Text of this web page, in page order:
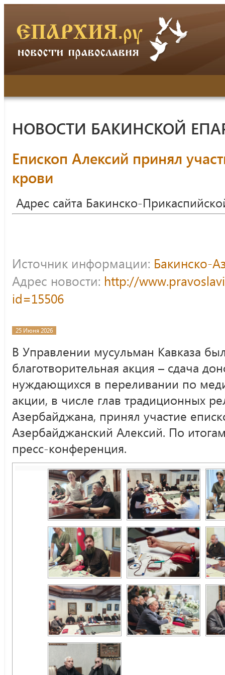
НОВОСТИ БАКИНСКОЙ
Епископ Алексий принял
крови
Адрес сайта Бакинско-
Источник информации: Бакинско-
Адрес новости: http://
id=15506
25 Июня 2026
В Управлении мусульман Кавказа
благотворительная акция – сдача
нуждающихся в переливании по
акции, в числе глав традиционных
Азербайджана, принял участие
Азербайджанский Алексий. По
пресс-конференция.